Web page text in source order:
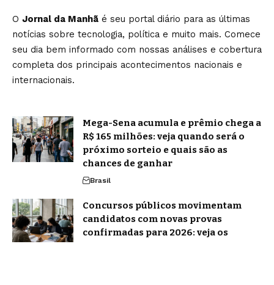
O Jornal da Manhã é seu portal diário para as últimas
notícias sobre tecnologia, política e muito mais. Comece
seu dia bem informado com nossas análises e cobertura
completa dos principais acontecimentos nacionais e
internacionais.
Mega-Sena acumula e prêmio chega a
R$ 165 milhões: veja quando será o
próximo sorteio e quais são as
chances de ganhar
Brasil
Concursos públicos movimentam
candidatos com novas provas
confirmadas para 2026: veja os